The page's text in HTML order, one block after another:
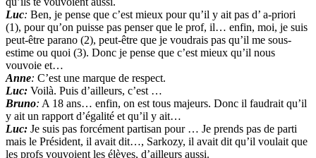
Luc: Ben, je pense que c’est mieux pour qu’il y ait pas d’ a-priori
(1), pour qu’on puisse pas penser que le prof, il… enfin, moi, je suis
peut-être parano (2), peut-être que je voudrais pas qu’il me sous-
estime ou quoi (3). Donc je pense que c’est mieux qu’il nous
vouvoie et…
Anne: C’est une marque de respect.
Luc: Voilà. Puis d’ailleurs, c’est …
Bruno: A 18 ans… enfin, on est tous majeurs. Donc il faudrait qu’il
y ait un rapport d’égalité et qu’il y ait…
Luc: Je suis pas forcément partisan pour … Je prends pas de parti
mais le Président, il avait dit…, Sarkozy, il avait dit qu’il voulait que
les profs vouvoient les élèves, d’ailleurs aussi.